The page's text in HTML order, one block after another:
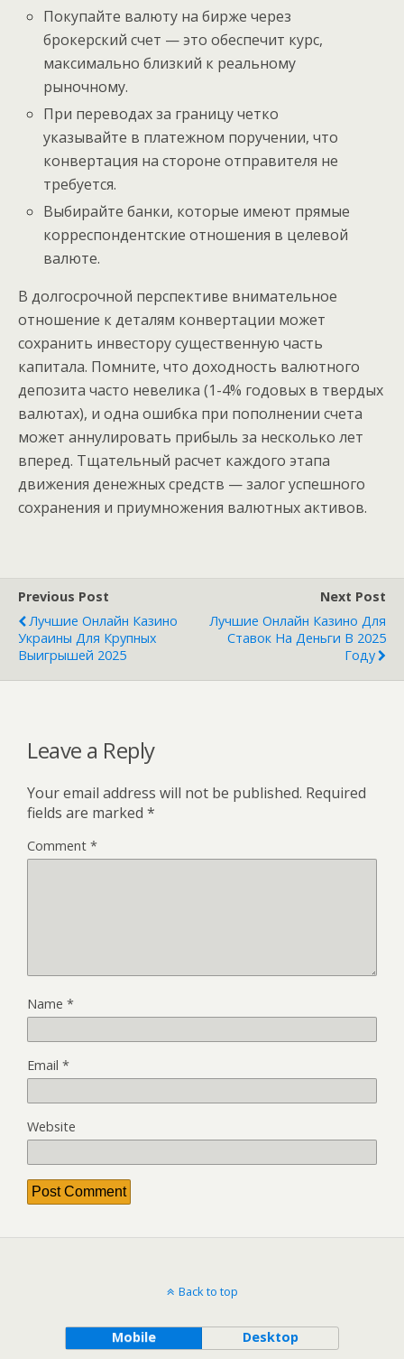
Покупайте валюту на бирже через
брокерский счет — это обеспечит курс,
максимально близкий к реальному
рыночному.
При переводах за границу четко
указывайте в платежном поручении, что
конвертация на стороне отправителя не
требуется.
Выбирайте банки, которые имеют прямые
корреспондентские отношения в целевой
валюте.
В долгосрочной перспективе внимательное
отношение к деталям конвертации может
сохранить инвестору существенную часть
капитала. Помните, что доходность валютного
депозита часто невелика (1-4% годовых в твердых
валютах), и одна ошибка при пополнении счета
может аннулировать прибыль за несколько лет
вперед. Тщательный расчет каждого этапа
движения денежных средств — залог успешного
сохранения и приумножения валютных активов.
Previous Post
Лучшие Онлайн Казино
Украины Для Крупных
Выигрышей 2025
Next Post
Лучшие Онлайн Казино Для
Ставок На Деньги В 2025
Году
Leave a Reply
Your email address will not be published. Required
fields are marked *
Comment *
Name *
Email *
Website
Back to top
Mobile Desktop